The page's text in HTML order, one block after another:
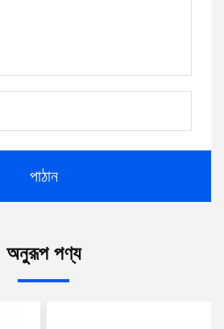
পাঠান
অনুরূপ পণ্য